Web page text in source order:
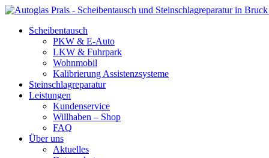
Scheibentausch
PKW & E-Auto
LKW & Fuhrpark
Wohnmobil
Kalibrierung Assistenzsysteme
Steinschlagreparatur
Leistungen
Kundenservice
Willhaben – Shop
FAQ
Über uns
Aktuelles